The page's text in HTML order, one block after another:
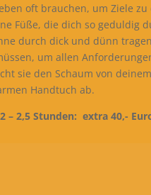
oft brauchen, um Ziele zu
Füße, die dich so geduldig
durch dick und dünn
um allen
sie den Schaum von
Handtuch ab.
– 2,5 Stunden: extra 40,-